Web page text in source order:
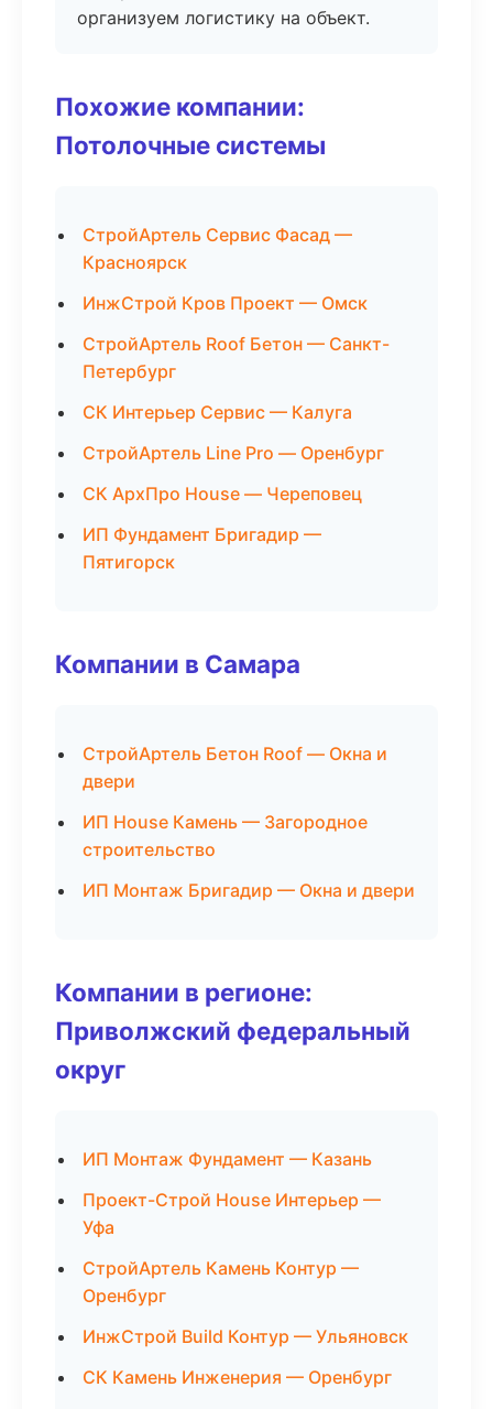
организуем логистику на объект.
Похожие компании:
Потолочные системы
СтройАртель Сервис Фасад —
Красноярск
ИнжСтрой Кров Проект — Омск
СтройАртель Roof Бетон — Санкт-
Петербург
СК Интерьер Сервис — Калуга
СтройАртель Line Pro — Оренбург
СК АрхПро House — Череповец
ИП Фундамент Бригадир —
Пятигорск
Компании в Самара
СтройАртель Бетон Roof — Окна и
двери
ИП House Камень — Загородное
строительство
ИП Монтаж Бригадир — Окна и двери
Компании в регионе:
Приволжский федеральный
округ
ИП Монтаж Фундамент — Казань
Проект-Строй House Интерьер —
Уфа
СтройАртель Камень Контур —
Оренбург
ИнжСтрой Build Контур — Ульяновск
СК Камень Инженерия — Оренбург